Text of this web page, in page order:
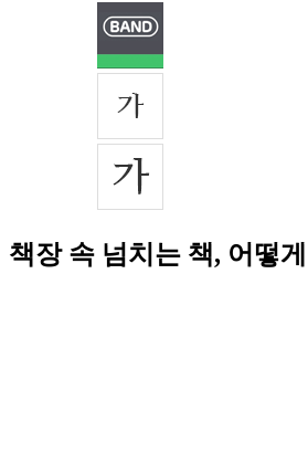
책장 속 넘치는 책, 어떻